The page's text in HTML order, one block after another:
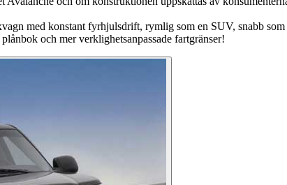
med konstant fyrhjulsdrift, rymlig som en SUV, snabb
och mer verklighetsanpassade fartgränser!